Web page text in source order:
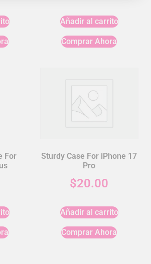
Añadir al carrito
Comprar Ahora
For
Sturdy Case For iPhone 17
Pro
$20.00
Añadir al carrito
Comprar Ahora